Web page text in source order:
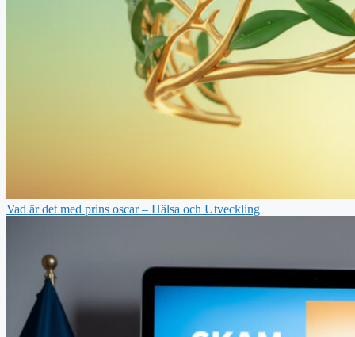
Vad är det med prins oscar – Hälsa och Utveckling